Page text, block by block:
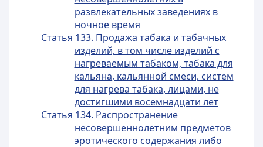
развлекательных заведениях в
ночное время
Статья 133. Продажа табака и табачных
изделий, в том числе изделий с
нагреваемым табаком, табака для
кальяна, кальянной смеси, систем
для нагрева табака, лицами, не
достигшими восемнадцати лет
Статья 134. Распространение
несовершеннолетним предметов
эротического содержания либо